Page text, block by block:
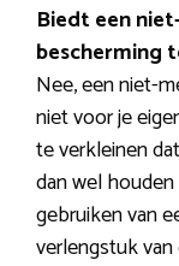
Biedt een
bescherming
Nee, een niet-
niet voor je
te verkleinen
dan wel
gebruiken van
verlengstuk